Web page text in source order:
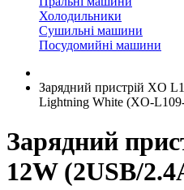
Холодильники
Сушильні машини
Посудомийні машини
Зарядний пристрій XO
Lightning White (XO-
Зарядний
12W (2USB/